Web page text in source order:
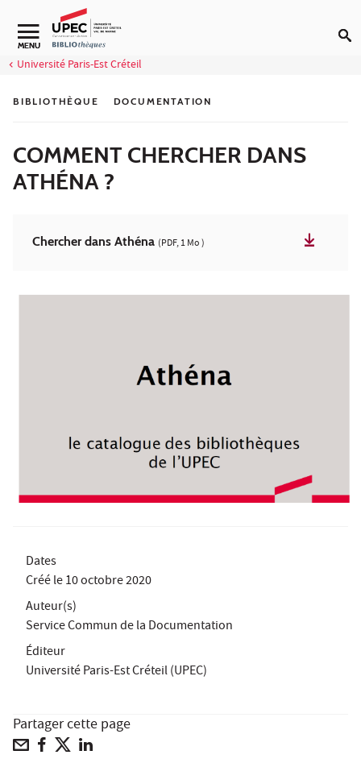
Aller au contenu
Navigation secondaire
MENU
Université Paris-Est Créteil
BIBLIOTHÈQUE DOCUMENTATION
COMMENT CHERCHER DANS
ATHÉNA ?
Chercher dans Athéna (PDF, 1 Mo )
Dates
Créé le10 octobre 2020
Auteur(s)
Service Commun de la Documentation
Éditeur
Université Paris-Est Créteil (UPEC)
Partager cette page